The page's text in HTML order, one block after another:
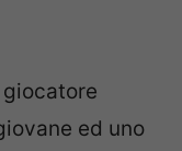
giocatore
ed uno